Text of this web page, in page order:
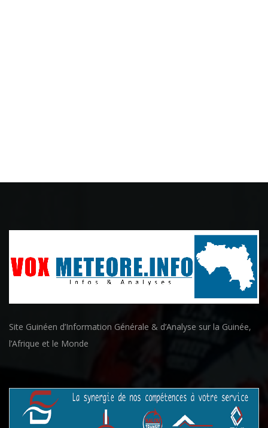
Site Guinéen d’Information Générale & d’Analyse sur la Guinée,
l’Afrique et le Monde